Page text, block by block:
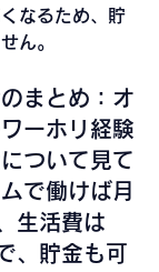
なるため、貯
ん。
まとめ：オ
ーホリ経験
ついて見て
で働けば月
活費は
貯金も可